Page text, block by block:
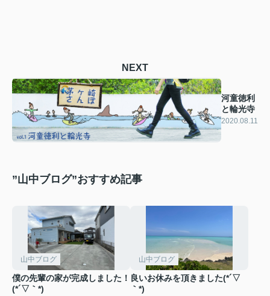
NEXT
河童徳利
と輪光寺
2020.08.11
”山中ブログ”おすすめ記事
山中ブログ
僕の先輩の家が完成しました！
(*´▽｀*)
山中ブログ
良いお休みを頂きました(*´▽
｀*)